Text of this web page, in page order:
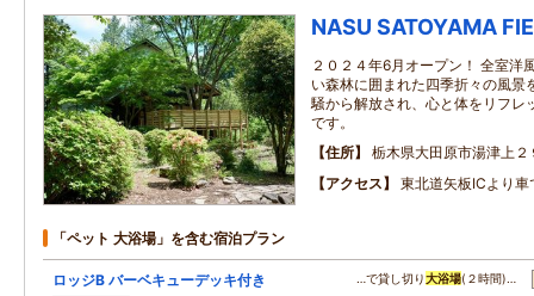
NASU SATOYAMA
２０２４年6月オープン！ 全室洋
い森林に囲まれた四季折々の風景
騒から解放され、心と体をリフレ
です。
住所
栃木県大田原市湯津上２
アクセス
東北道矢板ICより車
「ペット 大浴場」を含む宿泊プラン
ロッジB バーベキューデッキ付き …で貸し切り大浴場(２時間)…